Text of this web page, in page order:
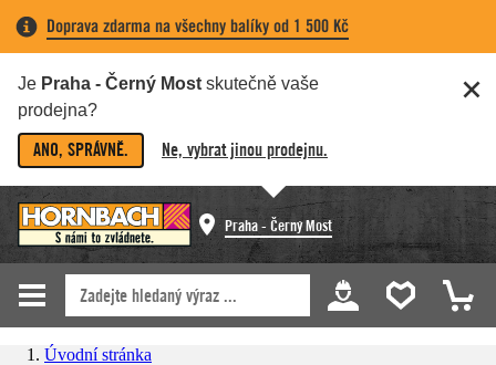
Doprava zdarma na všechny balíky od 1 500 Kč
Je Praha - Černý Most skutečně vaše
prodejna?
ANO, SPRÁVNĚ. Ne, vybrat jinou prodejnu.
Praha - Černý Most
Úvodní stránka